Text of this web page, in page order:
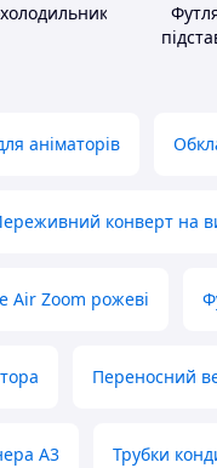
аніматорів
конверт на
Air Zoom рожеві
Переносний
А3 Трубки